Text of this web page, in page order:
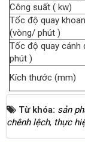
Công suất ( kw)
Tốc độ quay
(vòng/ phút )
Tốc độ quay cánh
phút )
Kích thước (mm)
Từ khóa: sản
chênh lệch, thực